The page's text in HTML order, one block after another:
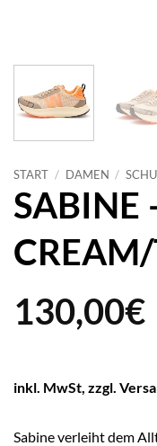
START / DAMEN /
SABINE
130,00€
inkl. MwSt, zzgl.
Sabine verleiht dem